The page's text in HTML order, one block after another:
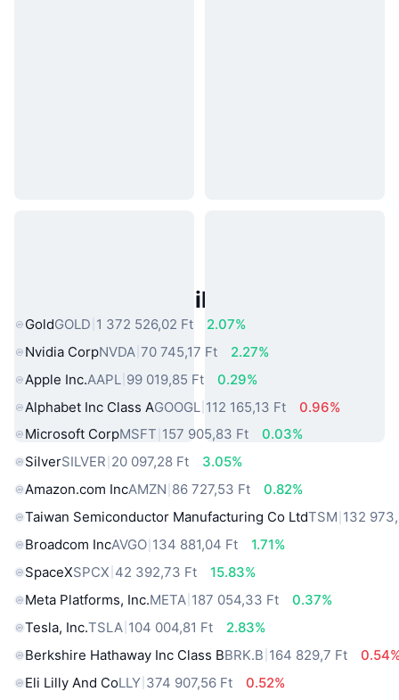
Népszerű Való Világbeli Eszközök
GoldGOLD 1 372 526,02 Ft
2.07%
Nvidia CorpNVDA 70 745,17 Ft
2.27%
Apple Inc.AAPL 99 019,85 Ft
0.29%
Alphabet Inc Class AGOOGL 112 165,13 Ft
0.96%
Microsoft CorpMSFT 157 905,83 Ft
0.03%
SilverSILVER 20 097,28 Ft
3.05%
Amazon.com IncAMZN 86 727,53 Ft
0.82%
Taiwan Semiconductor Manufacturing Co LtdTSM 132
Broadcom IncAVGO 134 881,04 Ft
1.71%
SpaceXSPCX 42 392,73 Ft
15.83%
Meta Platforms, Inc.META 187 054,33 Ft
0.37%
Tesla, Inc.TSLA 104 004,81 Ft
2.83%
Berkshire Hathaway Inc Class BBRK.B 164 829,7 Ft
Eli Lilly And CoLLY 374 907,56 Ft
0.52%